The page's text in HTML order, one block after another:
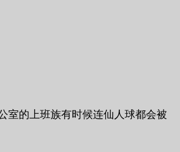
室的上班族有时候连仙人球都会被